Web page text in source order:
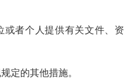
或者个人提供有关文件、资
定的其他措施。